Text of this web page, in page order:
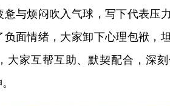
与烦闷吹入气球，写下代表压
面情绪，大家卸下心理包袱，
大家互帮互助、默契配合，深